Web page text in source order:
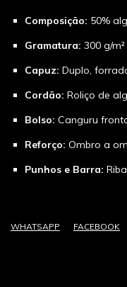
Composição: 50%
Gramatura: 300 g/m²
Capuz: Duplo,
Cordão: Roliço de
Bolso: Canguru
Reforço: Ombro a
Punhos e Barra:
WHATSAPP FACEBOOK